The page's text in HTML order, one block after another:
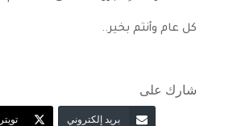
كل عام وأنتم بخير..
شارك على
تويتر بريد إلكتروني